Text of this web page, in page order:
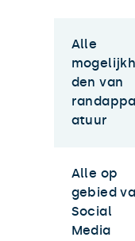
Alle
den van
atuur
Alle op
gebied
Social
Media